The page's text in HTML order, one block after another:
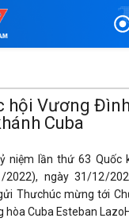
hội Vương
Cuba
niệm lần thứ 63 Quốc
2022), ngày 31/12/
Thưchúc mừng tới
hòa Cuba Esteban